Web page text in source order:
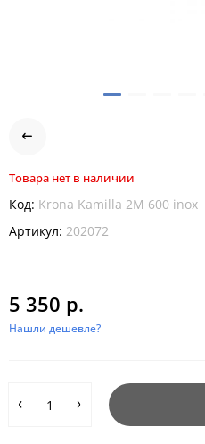
Товара нет в наличии
Код: Krona Kamilla 2M 600 inox
Артикул: 202072
5 350 р.
Нашли дешевле?